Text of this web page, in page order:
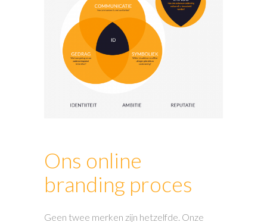
Ons online
branding proces
Geen twee merken zijn hetzelfde. Onze